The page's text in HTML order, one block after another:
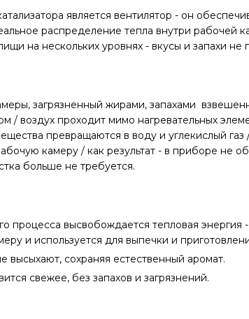
является вентилятор - он
распределение тепла внутри рабочей
на нескольких уровнях - вкусы и запахи
загрязненный жирами, запахами
/ воздух проходит мимо нагревательных
превращаются в воду и углекислый
камеру / как результат - в приборе не
больше не требуется.
процесса высвобождается тепловая энергия
и используется для выпечки и
высыхают, сохраняя естественный аромат.
свежее, без запахов и загрязнений.